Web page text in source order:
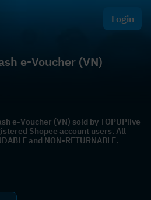
Login
e-Voucher (VN)
e-Voucher (VN) sold by TOPUPlive
Shopee account users. All
and NON-RETURNABLE.